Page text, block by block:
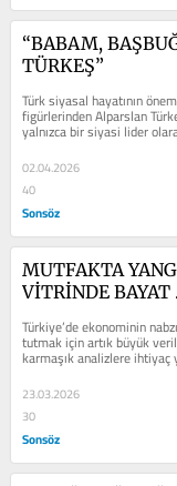
“BABAM,
TÜRKEŞ”
Türk siyasal hayatının
figürlerinden Alparslan
yalnızca bir siyasi lider
fikirleri, mücadelesi ve...
02.04.2026
40
Sonsöz
MUTFAKTA
VİTRİNDE BAYAT
Türkiye’de ekonominin
tutmak için artık büyük
karmaşık analizlere ihtiyaç
pazar tezgâhına bakmak, bir...
23.03.2026
30
Sonsöz